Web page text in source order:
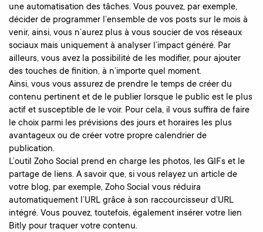
une automatisation des tâches. Vous pouvez, par exemple,
décider de programmer l’ensemble de vos posts sur le mois à
venir, ainsi, vous n’aurez plus à vous soucier de vos réseaux
sociaux mais uniquement à analyser l’impact généré. Par
ailleurs, vous avez la possibilité de les modifier, pour ajouter
des touches de finition, à n’importe quel moment.
Ainsi, vous vous assurez de prendre le temps de créer du
contenu pertinent et de le publier lorsque le public est le plus
actif et susceptible de le voir. Pour cela, il vous suffira de faire
le choix parmi les prévisions des jours et horaires les plus
avantageux ou de créer votre propre calendrier de
publication.
L’outil Zoho Social prend en charge les photos, les GIFs et le
partage de liens. A savoir que, si vous relayez un article de
votre blog, par exemple, Zoho Social vous réduira
automatiquement l’URL grâce à son raccourcisseur d’URL
intégré. Vous pouvez, toutefois, également insérer votre lien
Bitly pour traquer votre contenu.